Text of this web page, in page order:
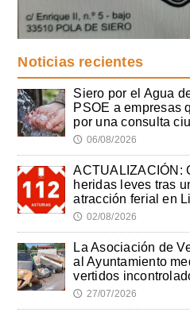
Noticias recientes
Siero por el Agua
PSOE a empresas
por una consulta
🕔 06/08/2026
ACTUALIZACIÓN:
heridas leves tras
atracción ferial en
🕔 02/08/2026
La Asociación de
al Ayuntamiento
vertidos
🕔 27/07/2026